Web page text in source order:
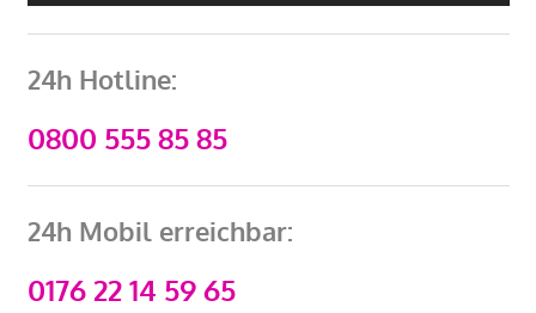
24h Hotline:
0800 555 85 85
24h Mobil erreichbar:
0176 22 14 59 65